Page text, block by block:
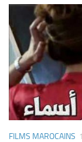
FILMS MAROCAINS